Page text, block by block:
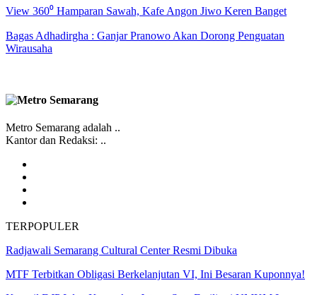
View 360⁰ Hamparan Sawah, Kafe Angon Jiwo Keren Banget
Bagas Adhadirgha : Ganjar Pranowo Akan Dorong Penguatan
Wirausaha
Metro Semarang adalah ..
Kantor dan Redaksi: ..
TERPOPULER
Radjawali Semarang Cultural Center Resmi Dibuka
MTF Terbitkan Obligasi Berkelanjutan VI, Ini Besaran Kuponnya!